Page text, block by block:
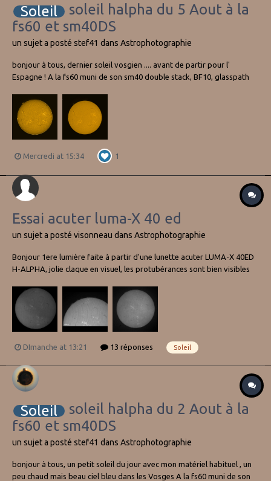
Soleil
soleil halpha du 5 Aout à la
fs60 et sm40DS
un sujet a posté stef41 dans Astrophotographie
bonjour à tous, dernier soleil vosgien .... avant de partir pour l'
Espagne ! A la fs60 muni de son sm40 double stack, BF10, glasspath
Mercredi at 15:34 1
Essai acuter luma-X 40 ed
un sujet a posté visonneau dans Astrophotographie
Bonjour 1ere lumière faite à partir d'une lunette acuter LUMA-X 40ED
H-ALPHA, jolie claque en visuel, les protubérances sont bien visibles
omniprésentes. Une idée pour corriger ça ? Vincent La petite caméra
que j'a...
DImanche at 13:21 13 réponses Soleil
Soleil
soleil halpha du 2 Aout à la
fs60 et sm40DS
un sujet a posté stef41 dans Astrophotographie
bonjour à tous, un petit soleil du jour avec mon matériel habituel , un
peu chaud mais beau ciel bleu dans les Vosges A la fs60 muni de son